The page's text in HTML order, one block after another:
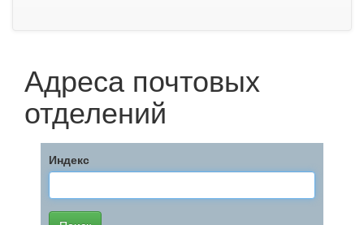
Адреса почтовых
отделений
Индекс